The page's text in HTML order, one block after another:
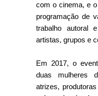
com o cinema, e
programação de
trabalho autoral
artistas, grupos e
Em 2017, o
duas mulheres
atrizes,